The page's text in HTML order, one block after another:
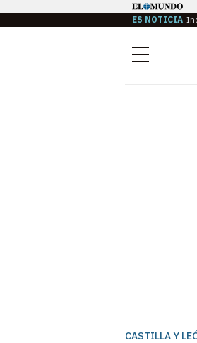
ES NOTICIA
Menú
CASTILLA Y